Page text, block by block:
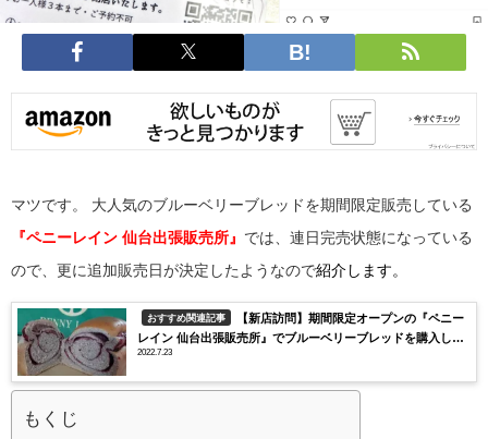
マツです。 大人気のブルーベリーブレッドを期間限定販売している
『ペニーレイン 仙台出張販売所』 では、連日完売状態になっている
ので、更に追加販売日が決定したようなので紹介します。
おすすめ関連記事
【新店訪問】期間限定オープンの『ペニー
レイン 仙台出張販売所』でブルーベリーブレッドを購入した
ら激旨だった！
2022.7.23
もくじ